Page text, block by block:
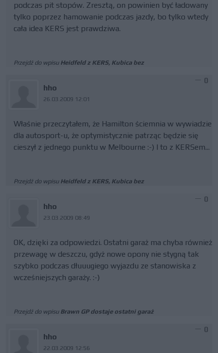
podczas pit stopów. Zresztą, on powinien być ładowany
tylko poprzez hamowanie podczas jazdy, bo tylko wtedy
cała idea KERS jest prawdziwa.
Przejdź do wpisu Heidfeld z KERS, Kubica bez
hho
26.03.2009 12:01
0
Właśnie przeczytałem, że Hamilton ściemnia w wywiadzie
dla autosport-u, że optymistycznie patrząc będzie się
cieszył z jednego punktu w Melbourne :-) I to z KERSem...
Przejdź do wpisu Heidfeld z KERS, Kubica bez
hho
23.03.2009 08:49
0
OK, dzięki za odpowiedzi. Ostatni garaż ma chyba również
przewagę w deszczu, gdyż nowe opony nie stygną tak
szybko podczas dłuuugiego wyjazdu ze stanowiska z
wcześniejszych garaży. :-)
Przejdź do wpisu Brawn GP dostaje ostatni garaż
hho
22.03.2009 12:56
0